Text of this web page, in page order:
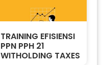
TRAINING EFISIENSI
PPN PPH 21
WITHOLDING TAXES